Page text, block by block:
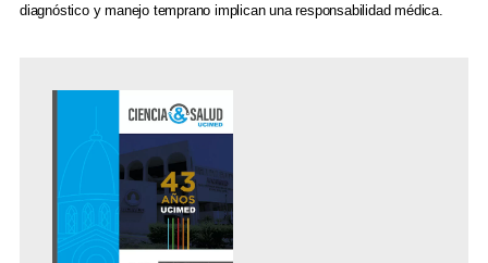
diagnóstico y manejo temprano implican una responsabilidad médica.